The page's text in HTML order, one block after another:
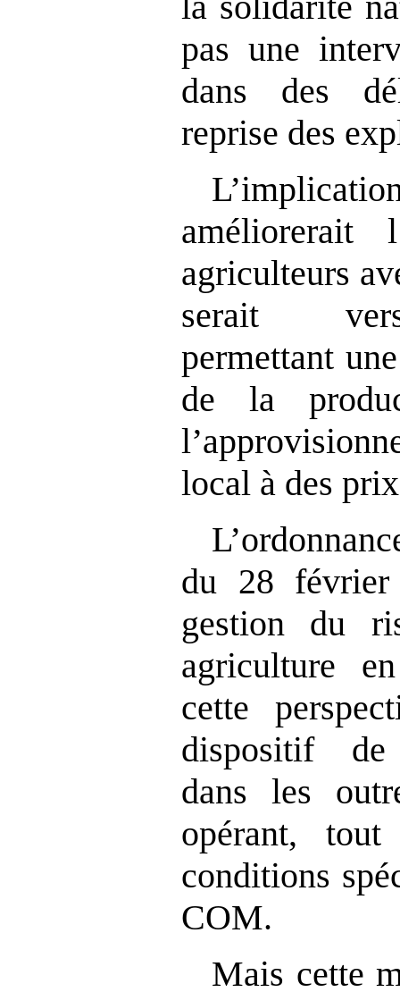
pas une
dans des
reprise des
améliorerait
agriculteurs
serait
permettant
de la
local à des
du 28
gestion du
agriculture
cette
dispositif de
dans les
opérant,
conditions
COM.
Mais cette